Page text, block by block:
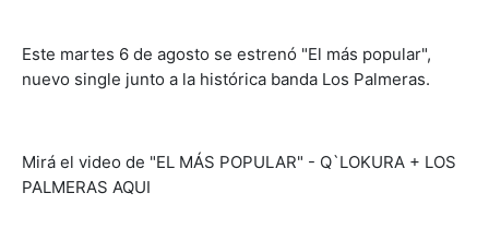
Este martes 6 de agosto se estrenó "El más popular",
nuevo single junto a la histórica banda Los Palmeras.
Mirá el video de "EL MÁS POPULAR" - Q`LOKURA + LOS
PALMERAS AQUI